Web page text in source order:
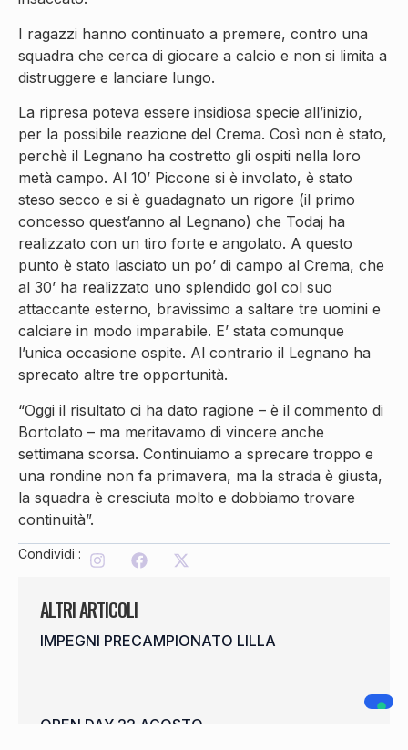
ALTRI ARTICOLI
IMPEGNI PRECAMPIONATO LILLA
OPEN DAY 22 AGOSTO
I ragazzi hanno continuato a premere, contro una
squadra che cerca di giocare a calcio e non si limita a
distruggere e lanciare lungo.
La ripresa poteva essere insidiosa specie all’inizio,
per la possibile reazione del Crema. Così non è stato,
perchè il Legnano ha costretto gli ospiti nella loro
metà campo. Al 10’ Piccone si è involato, è stato
steso secco e si è guadagnato un rigore (il primo
concesso quest’anno al Legnano) che Todaj ha
realizzato con un tiro forte e angolato. A questo
punto è stato lasciato un po’ di campo al Crema, che
al 30’ ha realizzato uno splendido gol col suo
attaccante esterno, bravissimo a saltare tre uomini e
calciare in modo imparabile. E’ stata comunque
l’unica occasione ospite. Al contrario il Legnano ha
sprecato altre tre opportunità.
“Oggi il risultato ci ha dato ragione – è il commento di
Bortolato – ma meritavamo di vincere anche
settimana scorsa. Continuiamo a sprecare troppo e
una rondine non fa primavera, ma la strada è giusta,
la squadra è cresciuta molto e dobbiamo trovare
continuità”.
Condividi :